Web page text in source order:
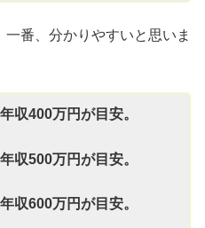
番、分かりやすいと思いま
収400万円が目安。
収500万円が目安。
収600万円が目安。